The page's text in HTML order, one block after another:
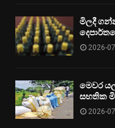
මිලදී
2026-
මෙවර
සහතික
2026-